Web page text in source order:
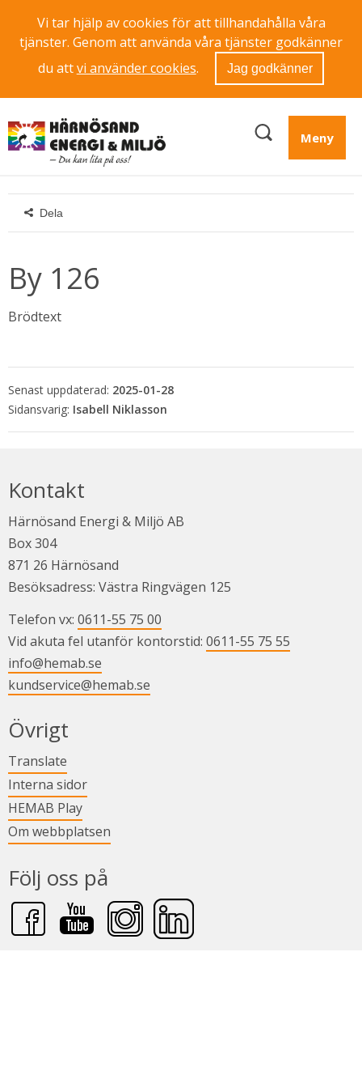
Vi tar hjälp av cookies för att tillhandahålla våra
tjänster. Genom att använda våra tjänster godkänner
du attvi använder cookies. Jag godkänner
Meny
Dela
By 126
Brödtext
Senast uppdaterad: 2025-01-28
Isabell Niklasson
Kontakt
Härnösand Energi & Miljö AB
Box 304
871 26 Härnösand
Besöksadress: Västra Ringvägen 125
Telefon vx: 0611-55 75 00
Vid akuta fel utanför kontorstid: 0611-55 75 55
info@hemab.se
kundservice@hemab.se
Övrigt
Translate
Interna sidorLänk till annan webbplats.
HEMAB PlayLänk till annan webbplats.
Om webbplatsen
Följ oss på